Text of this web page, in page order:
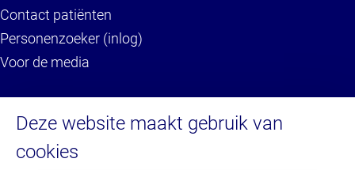
Deze website maakt gebruik van
cookies
Contact patiënten
Personenzoeker (inlog)
Voor de media
Service
Brandportal/Huisstijl (inlog)